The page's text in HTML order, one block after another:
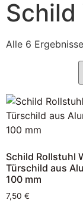
Schild
Alle 6
Schild Rollstuhl
Türschild aus
100 mm
7,50 €